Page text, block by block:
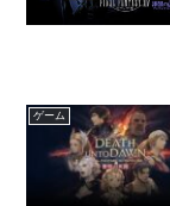
ゲーム